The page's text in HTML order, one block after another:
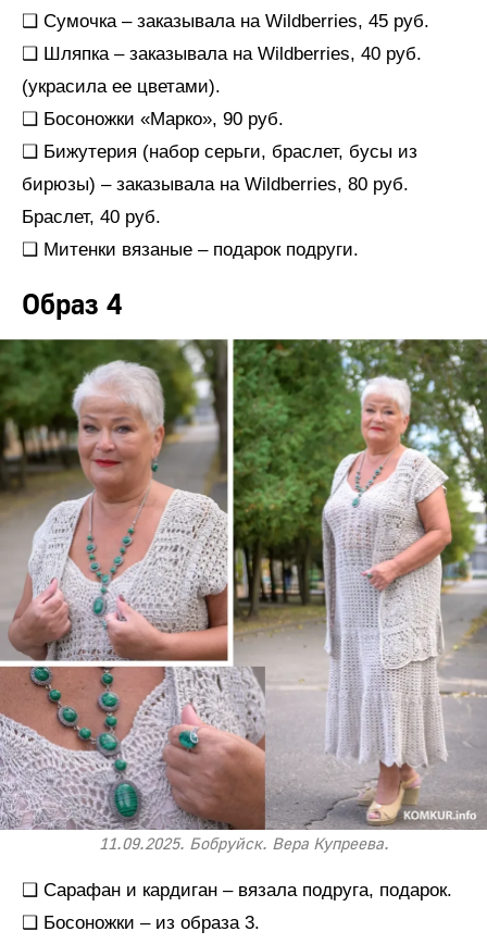
❑ Сумочка – заказывала на Wildberries, 45 руб.
❑ Шляпка – заказывала на Wildberries, 40 руб.
(украсила ее цветами).
❑ Босоножки «Марко», 90 руб.
❑ Бижутерия (набор серьги, браслет, бусы из
бирюзы) – заказывала на Wildberries, 80 руб.
Браслет, 40 руб.
❑ Митенки вязаные – подарок подруги.
Образ 4
11.09.2025. Бобруйск. Вера Купреева.
❑ Сарафан и кардиган – вязала подруга, подарок.
❑ Босоножки – из образа 3.